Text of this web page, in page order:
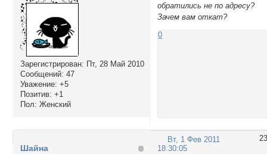
Зарегистрирован: Пт, 28 Май 2010
Сообщений: 47
Уважение: +5
Позитив: +1
Пол: Женский
обратились не по адресу?
Зачем вам откат?
0
23
Вт, 1 Фев 2011
18:30:05
Шайна